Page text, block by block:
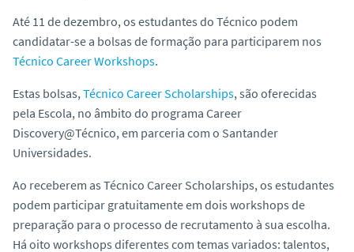
Até 11 de dezembro, os estudantes do Técnico podem
candidatar-se a bolsas de formação para participarem nos
Técnico Career Workshops.
Estas bolsas, Técnico Career Scholarships, são oferecidas
pela Escola, no âmbito do programa Career
Discovery@Técnico, em parceria com o Santander
Universidades.
Ao receberem as Técnico Career Scholarships, os estudantes
podem participar gratuitamente em dois workshops de
preparação para o processo de recrutamento à sua escolha.
Há oito workshops diferentes com temas variados: talentos,